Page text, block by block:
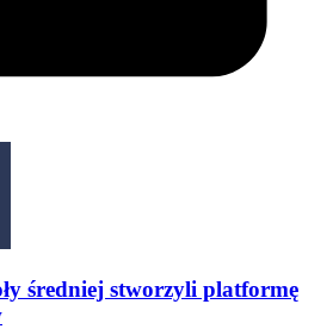
średniej stworzyli platformę